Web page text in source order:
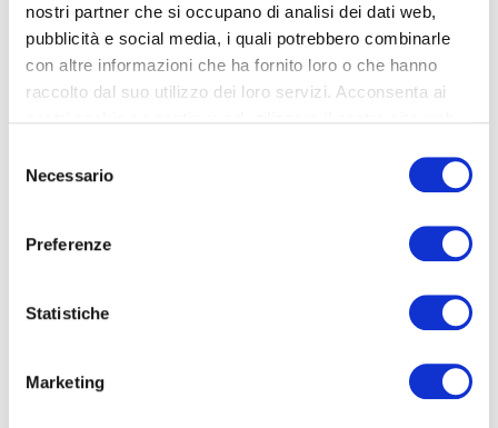
nostri partner che si occupano di analisi dei dati web,
pubblicità e social media, i quali potrebbero combinarle
con altre informazioni che ha fornito loro o che hanno
raccolto dal suo utilizzo dei loro servizi. Acconsenta ai
delNecessario
Preferenze
Statistiche
Marketing